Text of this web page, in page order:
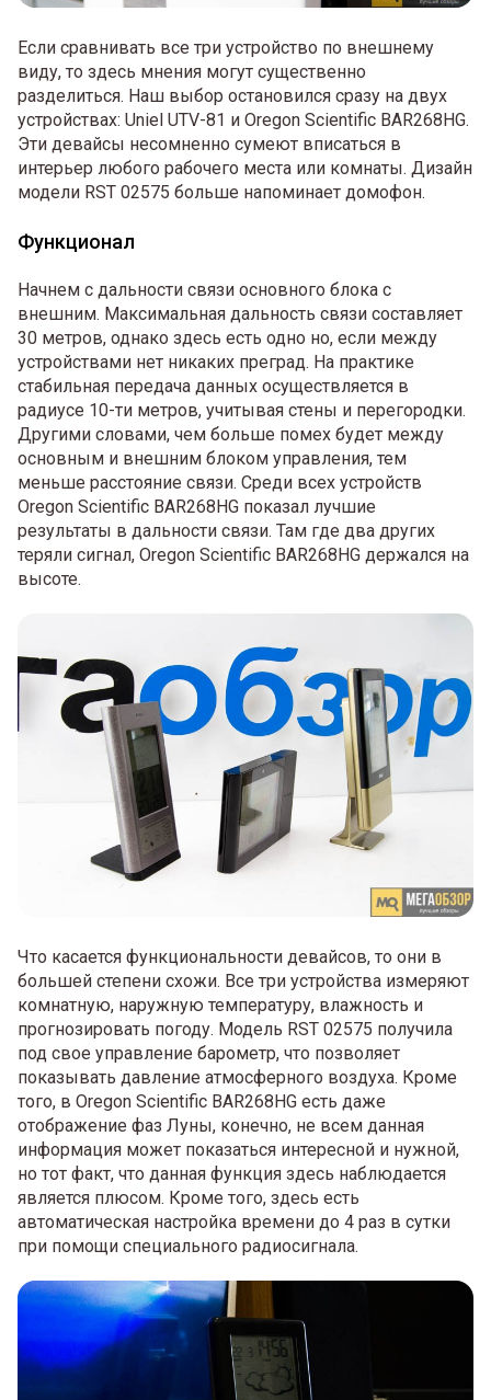
Если сравнивать все три устройство по внешнему
виду, то здесь мнения могут существенно
разделиться. Наш выбор остановился сразу на двух
устройствах: Uniel UTV-81 и Oregon Scientific BAR268HG.
Эти девайсы несомненно сумеют вписаться в
интерьер любого рабочего места или комнаты. Дизайн
модели RST 02575 больше напоминает домофон.
Функционал
Начнем с дальности связи основного блока с
внешним. Максимальная дальность связи составляет
30 метров, однако здесь есть одно но, если между
устройствами нет никаких преград. На практике
стабильная передача данных осуществляется в
радиусе 10-ти метров, учитывая стены и перегородки.
Другими словами, чем больше помех будет между
основным и внешним блоком управления, тем
меньше расстояние связи. Среди всех устройств
Oregon Scientific BAR268HG показал лучшие
результаты в дальности связи. Там где два других
теряли сигнал, Oregon Scientific BAR268HG держался на
высоте.
Что касается функциональности девайсов, то они в
большей степени схожи. Все три устройства измеряют
комнатную, наружную температуру, влажность и
прогнозировать погоду. Модель RST 02575 получила
под свое управление барометр, что позволяет
показывать давление атмосферного воздуха. Кроме
того, в Oregon Scientific BAR268HG есть даже
отображение фаз Луны, конечно, не всем данная
информация может показаться интересной и нужной,
но тот факт, что данная функция здесь наблюдается
является плюсом. Кроме того, здесь есть
автоматическая настройка времени до 4 раз в сутки
при помощи специального радиосигнала.